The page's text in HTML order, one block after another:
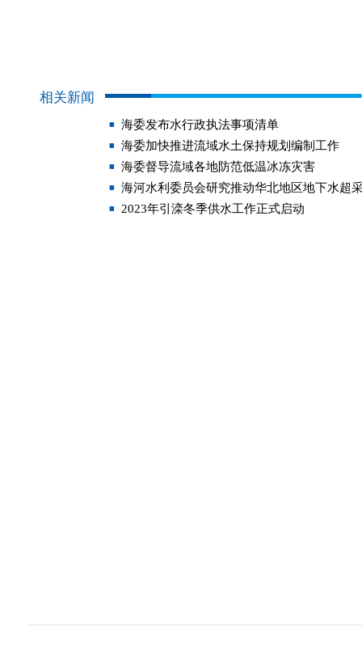
相关新闻
海委发布水行政执法事项清单
海委加快推进流域水土保持规划编制工作
海委督导流域各地防范低温冰冻灾害
海河水利委员会研究推动华北地区地下水超
2023年引滦冬季供水工作正式启动